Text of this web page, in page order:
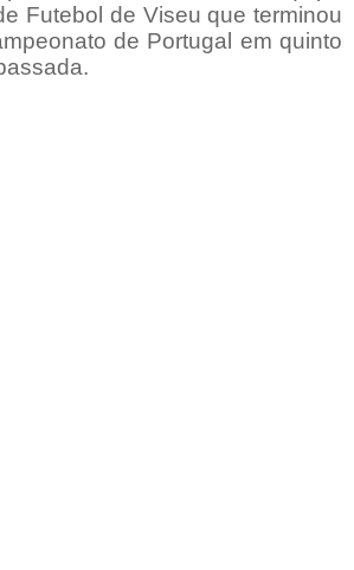
Futebol de Viseu que terminou
de Portugal em quinto